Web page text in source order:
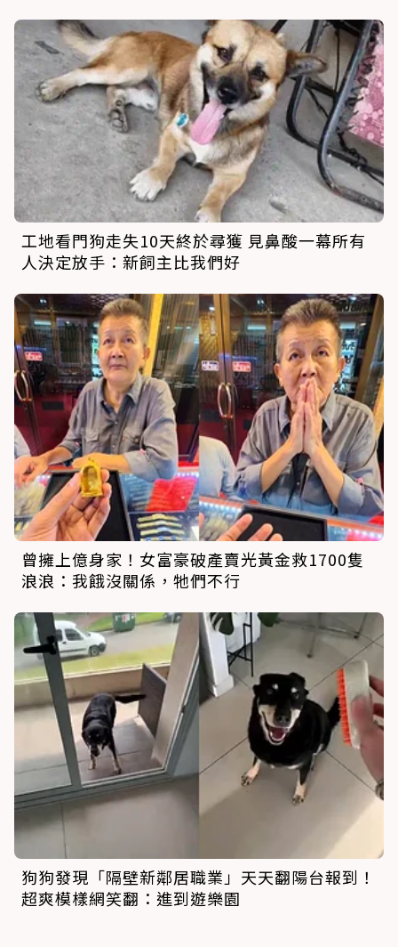
工地看門狗走失10天終於尋獲 見鼻酸一幕所有
人決定放手：新飼主比我們好
曾擁上億身家！女富豪破產賣光黃金救1700隻
浪浪：我餓沒關係，牠們不行
狗狗發現「隔壁新鄰居職業」天天翻陽台報到！
超爽模樣網笑翻：進到遊樂園